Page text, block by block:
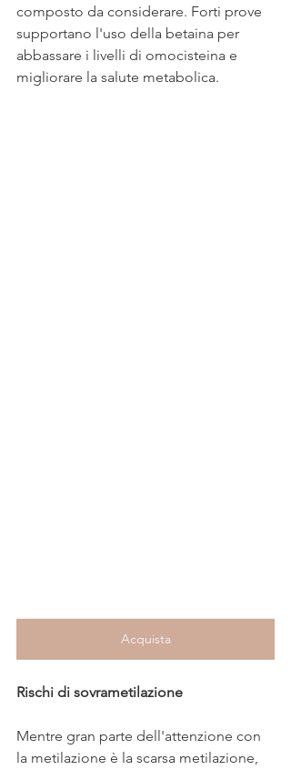
composto da considerare. Forti prove
supportano l'uso della betaina per
abbassare i livelli di omocisteina e
migliorare la salute metabolica.
Acquista
Rischi di sovrametilazione
Mentre gran parte dell'attenzione con
la metilazione è la scarsa metilazione,